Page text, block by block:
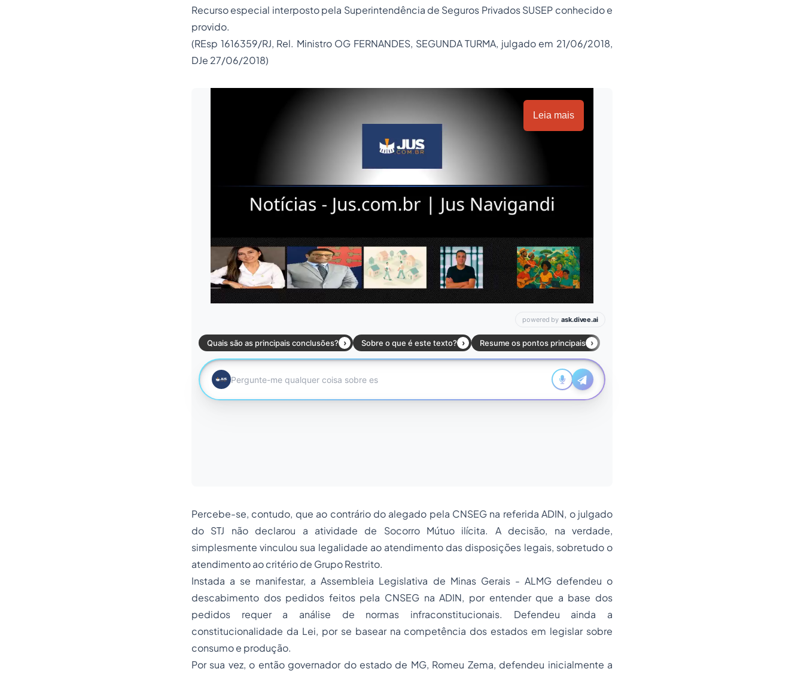
Recurso especial interposto pela Superintendência de Seguros Privados SUSEP conhecido e
provido.
(REsp 1616359/RJ, Rel. Ministro OG FERNANDES, SEGUNDA TURMA, julgado em 21/06/2018,
DJe 27/06/2018)
Leia mais
Percebe-se, contudo, que ao contrário do alegado pela CNSEG na referida ADIN, o julgado
do STJ não declarou a atividade de Socorro Mútuo ilícita. A decisão, na verdade,
simplesmente vinculou sua legalidade ao atendimento das disposições legais, sobretudo o
atendimento ao critério de Grupo Restrito.
Instada a se manifestar, a Assembleia Legislativa de Minas Gerais - ALMG defendeu o
descabimento dos pedidos feitos pela CNSEG na ADIN, por entender que a base dos
pedidos requer a análise de normas infraconstitucionais. Defendeu ainda a
constitucionalidade da Lei, por se basear na competência dos estados em legislar sobre
consumo e produção.
Por sua vez, o então governador do estado de MG, Romeu Zema, defendeu inicialmente a